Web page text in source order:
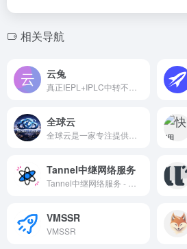
相关导航
云兔
全球云
Tannel中继网络服务
VMSSR
VMSSR